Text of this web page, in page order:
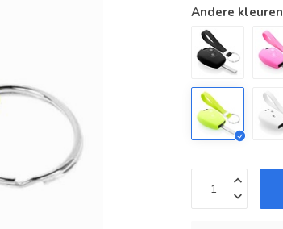
Andere kleuren